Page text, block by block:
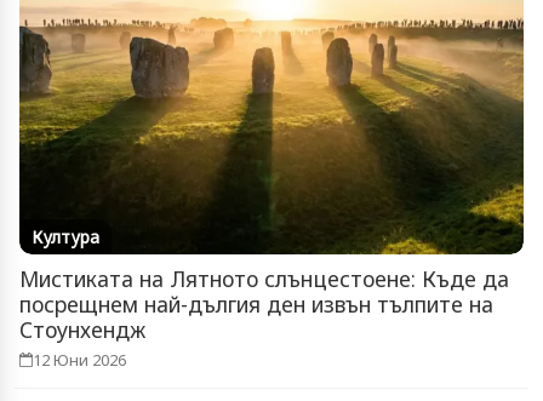
Култура
Мистиката на Лятното слънцестоене: Къде да
посрещнем най-дългия ден извън тълпите на
Стоунхендж
12 Юни 2026